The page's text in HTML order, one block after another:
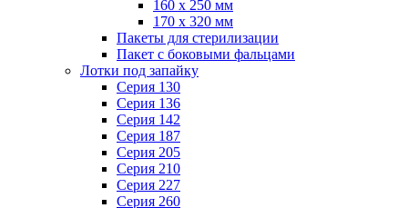
160 x 250 мм
170 x 320 мм
Пакеты для стерилизации
Пакет с боковыми фальцами
Лотки под запайку
Серия 130
Серия 136
Серия 142
Серия 187
Серия 205
Серия 210
Серия 227
Серия 260